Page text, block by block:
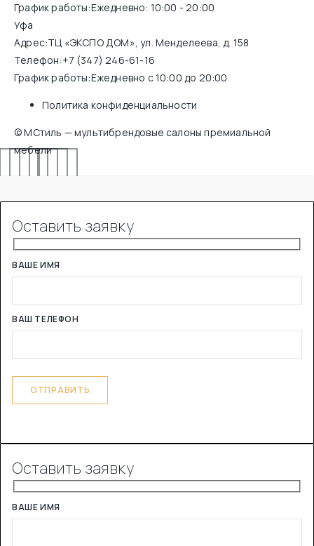
График работы:Ежедневно: 10:00 - 20:00
Уфа
Адрес:ТЦ «ЭКСПО ДОМ», ул. Менделеева, д. 158
Телефон:+7 (347) 246-61-16
График работы:Ежедневно с 10:00 до 20:00
Политика конфиденциальности
© МСтиль — мультибрендовые салоны премиальной
мебели
Оставить заявку
ВАШЕ ИМЯ
ВАШ ТЕЛЕФОН
Оставить заявку
ВАШЕ ИМЯ